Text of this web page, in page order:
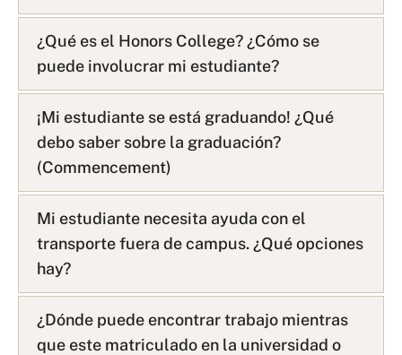
¿Qué es el Honors College? ¿Cómo se
puede involucrar mi estudiante?
¡Mi estudiante se está graduando! ¿Qué
debo saber sobre la graduación?
(Commencement)
Mi estudiante necesita ayuda con el
transporte fuera de campus. ¿Qué opciones
hay?
¿Dónde puede encontrar trabajo mientras
que este matriculado en la universidad o